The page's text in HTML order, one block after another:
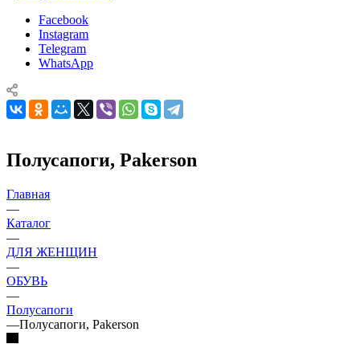
Facebook
Instagram
Telegram
WhatsApp
Полусапоги, Pakerson
Главная
—
Каталог
—
ДЛЯ ЖЕНЩИН
—
ОБУВЬ
—
Полусапоги
—Полусапоги, Pakerson